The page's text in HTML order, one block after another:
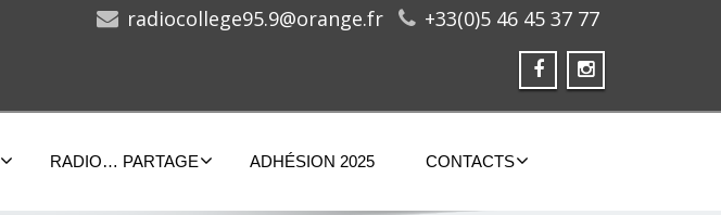
radiocollege95.9@orange.fr +33(0)5 46 45 37 77
RADIO… PARTAGE ADHÉSION 2025 CONTACTS